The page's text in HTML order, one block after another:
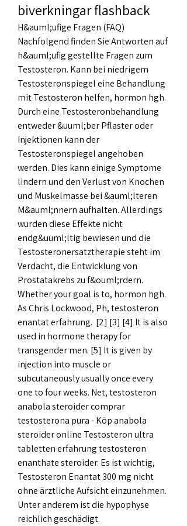
biverkningar flashback
H&auml;ufige Fragen (FAQ)
Nachfolgend finden Sie Antworten auf
h&auml;ufig gestellte Fragen zum
Testosteron. Kann bei niedrigem
Testosteronspiegel eine Behandlung
mit Testosteron helfen, hormon hgh.
Durch eine Testosteronbehandlung
entweder &uuml;ber Pflaster oder
Injektionen kann der
Testosteronspiegel angehoben
werden. Dies kann einige Symptome
lindern und den Verlust von Knochen
und Muskelmasse bei &auml;lteren
M&auml;nnern aufhalten. Allerdings
wurden diese Effekte nicht
endg&uuml;ltig bewiesen und die
Testosteronersatztherapie steht im
Verdacht, die Entwicklung von
Prostatakrebs zu f&ouml;rdern.
Whether your goal is to, hormon hgh.
As Chris Lockwood, Ph, testosteron
enantat erfahrung.  [2] [3] [4] It is also
used in hormone therapy for
transgender men. [5] It is given by
injection into muscle or
subcutaneously usually once every
one to four weeks. Net, testosteron
anabola steroider comprar
testosterona pura - Köp anabola
steroider online Testosteron ultra
tabletten erfahrung testosteron
enanthate steroider. Es ist wichtig,
Testosteron Enantat 300 mg nicht
ohne ärztliche Aufsicht einzunehmen.
Unter anderem ist die hypophyse
reichlich geschädigt.